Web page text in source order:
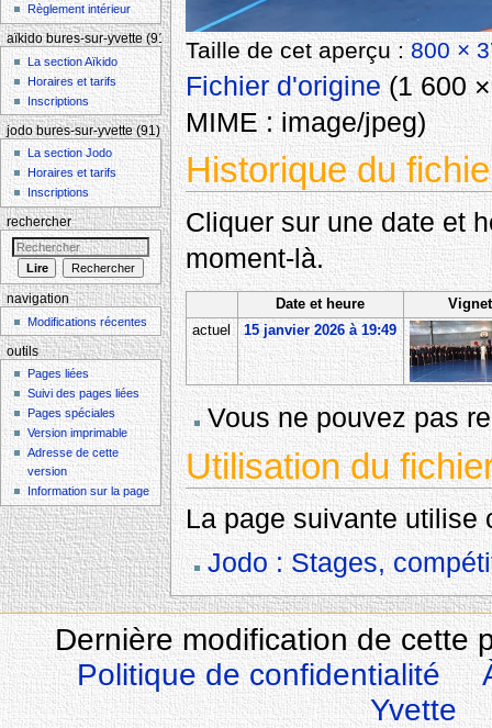
Taille de cet aperçu :800 ×
Fichier d'origine‎(1 600
MIME :image/jpeg)
Historique du
Cliquer sur une date et
moment-là.
Date et heure
actuel
15 janvier 2026 à 19:49
Vous ne pouvez pas
Utilisation du
La page suivante utilise
Jodo : Stages,
Règlement intérieur
aïkido bures-sur-yvette (91)
La section Aïkido
Horaires et tarifs
Inscriptions
jodo bures-sur-yvette (91)
La section Jodo
Horaires et tarifs
Inscriptions
rechercher
navigation
Modifications récentes
outils
Pages liées
Suivi des pages liées
Pages spéciales
Version imprimable
Adresse de cette
version
Information sur la page
Dernière modification de cette
Politique de confidentialité
Yvette